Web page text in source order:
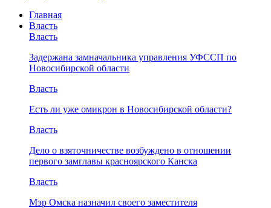
Главная
Власть
Власть
Задержана замначальника управления УФССП по
Новосибирской области
Власть
Есть ли уже омикрон в Новосибирской области?
Власть
Дело о взяточничестве возбуждено в отношении
первого замглавы красноярского Канска
Власть
Мэр Омска назначил своего заместителя